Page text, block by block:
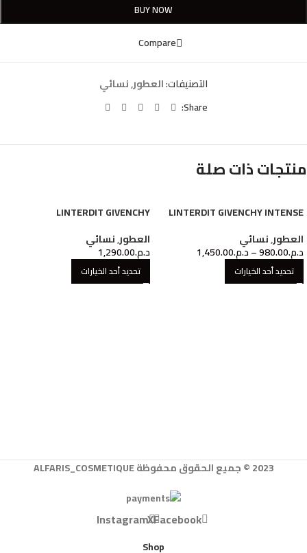
BUY NOW
Compare
التصنيفات:العطور,نسائي
Share:
منتجات ذات صلة
LINTERDIT GIVENCHY INTENSE
العطور,نسائي
د.م.980.00
–د.م.1,450.00
تحديد أحد الخيارات
LINTERDIT GIVENCHY
العطور,نسائي
د.م.1,290.00
تحديد أحد الخيارات
2023 © جميع الحقوق محفوظة ALFARIS_COSMETIQUE
Facebook
X
Instagram
Shop